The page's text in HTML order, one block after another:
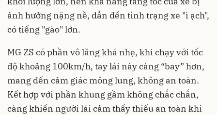
ảnh hưởng nặng nề, dẫn đến tình trạng xe "ì ạch",
có tiếng "gào" lớn.
MG ZS có phần vô lăng khá nhẹ, khi chạy với tốc
độ khoảng 100km/h, tay lái này càng “bay” hơn,
mang đến cảm giác mông lung, không an toàn.
Kết hợp với phần khung gầm không chắc chắn,
càng khiến người lái cảm thấy thiếu an toàn khi